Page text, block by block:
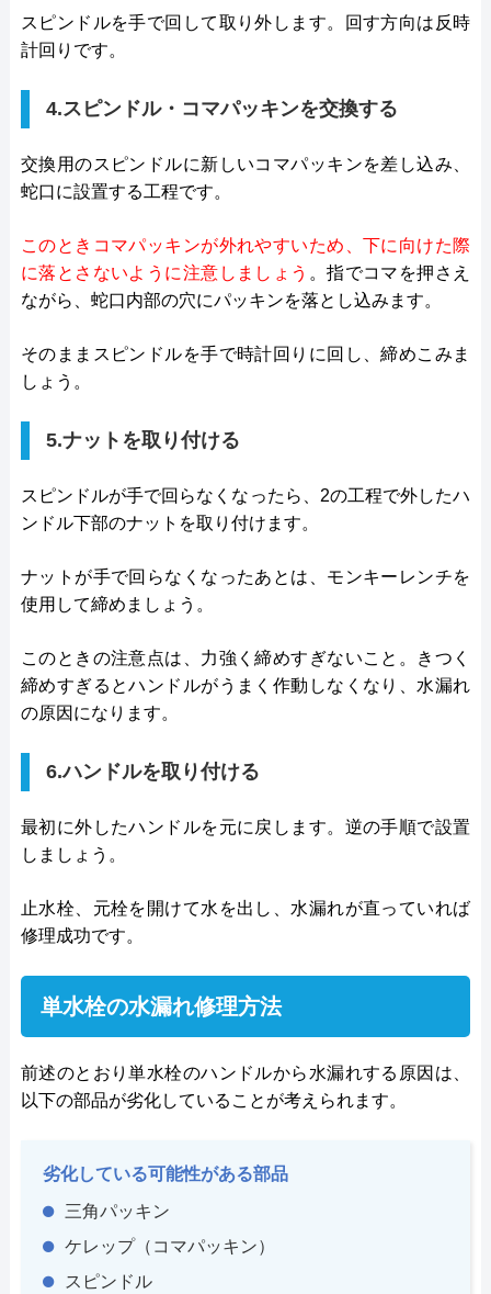
スピンドルを手で回して取り外します。回す方向は反時
計回りです。
4.スピンドル・コマパッキンを交換する
交換用のスピンドルに新しいコマパッキンを差し込み、
蛇口に設置する工程です。
このときコマパッキンが外れやすいため、下に向けた際
に落とさないように注意しましょう 。指でコマを押さえ
ながら、蛇口内部の穴にパッキンを落とし込みます。
そのままスピンドルを手で時計回りに回し、締めこみま
しょう。
5.ナットを取り付ける
スピンドルが手で回らなくなったら、2の工程で外したハ
ンドル下部のナットを取り付けます。
ナットが手で回らなくなったあとは、モンキーレンチを
使用して締めましょう。
このときの注意点は、力強く締めすぎないこと。きつく
締めすぎるとハンドルがうまく作動しなくなり、水漏れ
の原因になります。
6.ハンドルを取り付ける
最初に外したハンドルを元に戻します。逆の手順で設置
しましょう。
止水栓、元栓を開けて水を出し、水漏れが直っていれば
修理成功です。
単水栓の水漏れ修理方法
前述のとおり単水栓のハンドルから水漏れする原因は、
以下の部品が劣化していることが考えられます。
劣化している可能性がある部品
三角パッキン
ケレップ（コマパッキン）
スピンドル